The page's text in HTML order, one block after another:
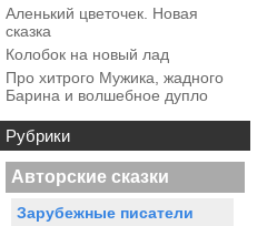
Аленький цветочек. Новая
сказка
Колобок на новый лад
Про хитрого Мужика, жадного
Барина и волшебное дупло
Рубрики
Авторские сказки
Зарубежные писатели